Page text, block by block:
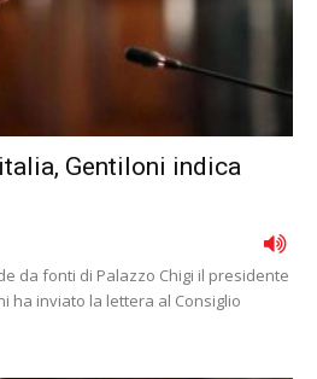
Gentiloni indica
da fonti di Palazzo Chigi il presidente
ha inviato la lettera al Consiglio